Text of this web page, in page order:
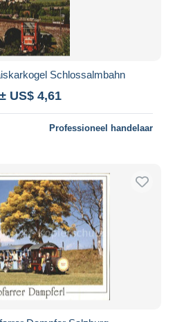
Schlossalmbahn
± US$ 4,61
Professioneel handelaar